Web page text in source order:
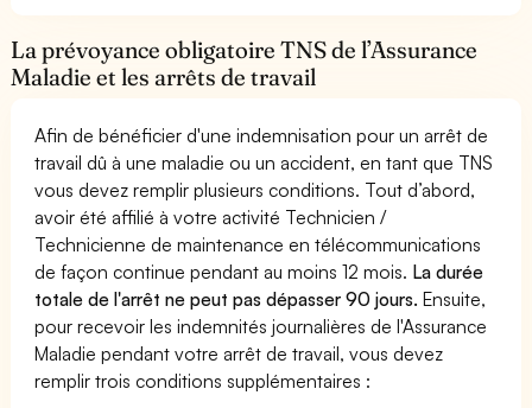
La prévoyance obligatoire TNS de l’Assurance
Maladie et les arrêts de travail
Afin de bénéficier d'une indemnisation pour un arrêt de
travail dû à une maladie ou un accident, en tant que TNS
vous devez remplir plusieurs conditions. Tout d’abord,
avoir été affilié à votre activité Technicien /
Technicienne de maintenance en télécommunications
de façon continue pendant au moins 12 mois. La durée
totale de l'arrêt ne peut pas dépasser 90 jours. Ensuite,
pour recevoir les indemnités journalières de l'Assurance
Maladie pendant votre arrêt de travail, vous devez
remplir trois conditions supplémentaires :